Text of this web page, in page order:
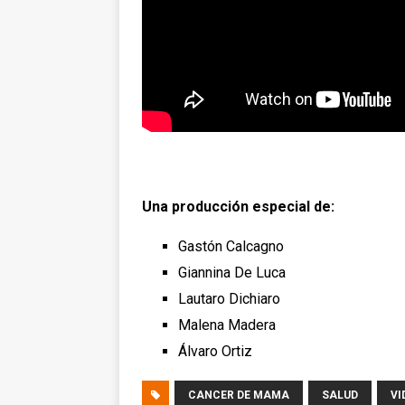
Una producción especial de:
Gastón Calcagno
Giannina De Luca
Lautaro Dichiaro
Malena Madera
Álvaro Ortiz
CANCER DE MAMA SALUD